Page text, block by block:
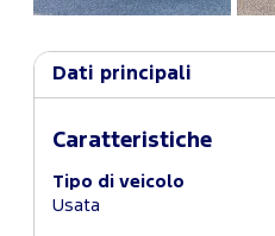
Dati principali
Caratteristiche
Tipo di veicolo
Usata